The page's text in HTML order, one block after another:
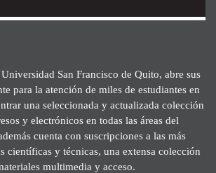
San Francisco de Quito, abre sus
para la atención de miles de estudiantes en
una seleccionada y actualizada colección
y electrónicos en todas las áreas del
cuenta con suscripciones a las más
científicas y técnicas, una extensa colección
multimedia y acceso.